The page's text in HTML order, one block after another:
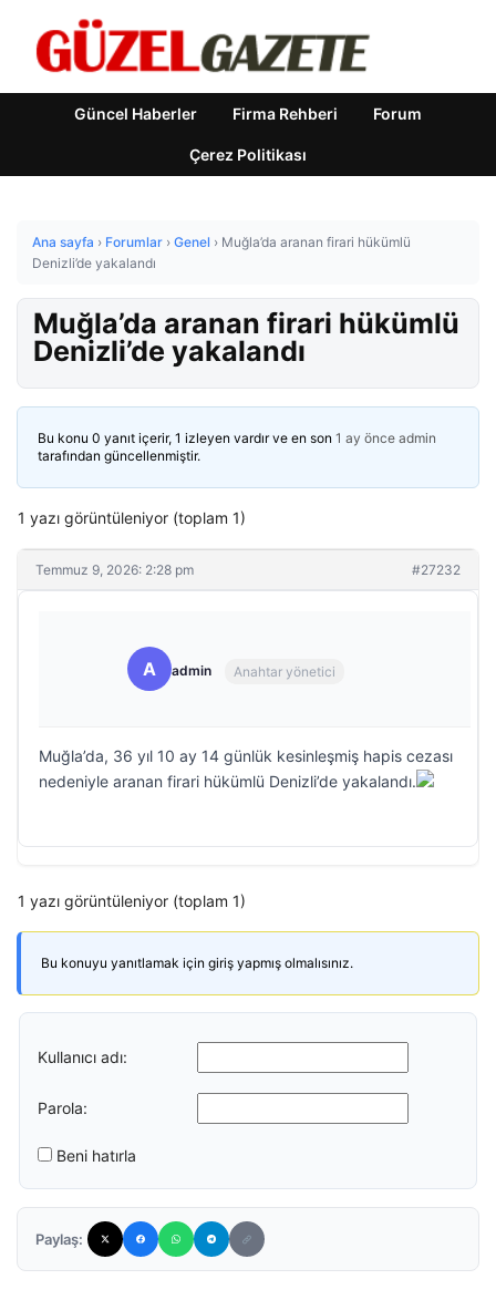
Güncel Haberler Firma Rehberi Forum
Çerez Politikası
Ana sayfa › Forumlar › Genel › Muğla’da aranan firari hükümlü
Denizli’de yakalandı
Muğla’da aranan firari hükümlü
Denizli’de yakalandı
Bu konu 0 yanıt içerir, 1 izleyen vardır ve en son 1 ay önce admin
tarafından güncellenmiştir.
1 yazı görüntüleniyor (toplam 1)
Temmuz 9, 2026: 2:28 pm #27232
A admin Anahtar yönetici
Muğla’da, 36 yıl 10 ay 14 günlük kesinleşmiş hapis cezası
nedeniyle aranan firari hükümlü Denizli’de yakalandı.
1 yazı görüntüleniyor (toplam 1)
Bu konuyu yanıtlamak için giriş yapmış olmalısınız.
Kullanıcı adı:
Parola:
Beni hatırla
Paylaş: